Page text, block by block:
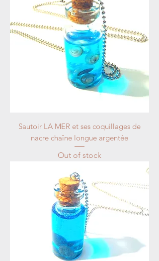
Sautoir LA MER et ses coquillages de
nacre chaîne longue argentée
Out of stock